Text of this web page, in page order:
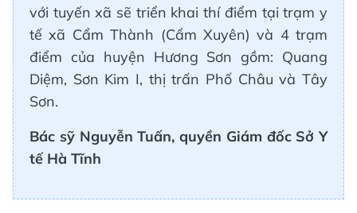
với tuyến xã sẽ triển khai thí điểm tại trạm y
tế xã Cẩm Thành (Cẩm Xuyên) và 4 trạm
điểm của huyện Hương Sơn gồm: Quang
Diệm, Sơn Kim I, thị trấn Phố Châu và Tây
Sơn.
Bác sỹ Nguyễn Tuấn, quyền Giám đốc Sở Y
tế Hà Tĩnh